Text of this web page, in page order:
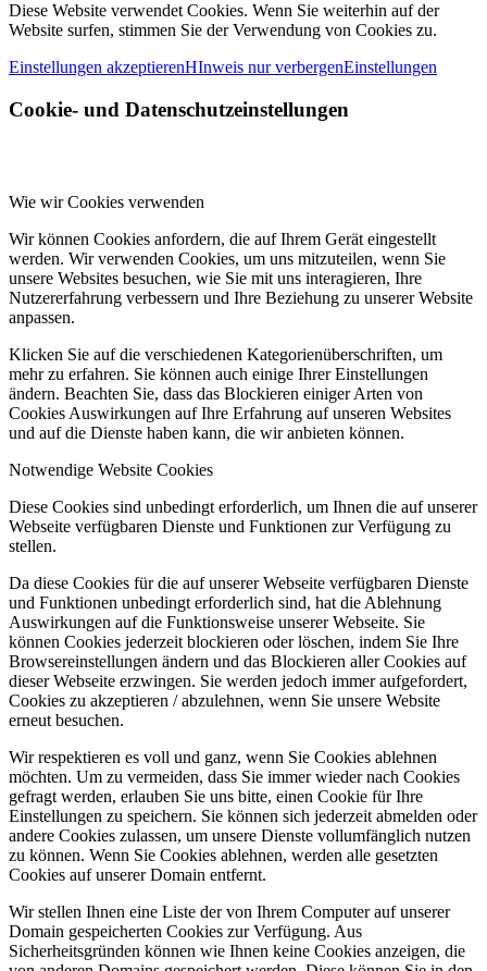
Diese Website verwendet Cookies. Wenn Sie weiterhin auf der
Website surfen, stimmen Sie der Verwendung von Cookies zu.
Einstellungen akzeptierenHInweis nur verbergenEinstellungen
Cookie- und Datenschutzeinstellungen
Wie wir Cookies verwenden
Wir können Cookies anfordern, die auf Ihrem Gerät eingestellt
werden. Wir verwenden Cookies, um uns mitzuteilen, wenn Sie
unsere Websites besuchen, wie Sie mit uns interagieren, Ihre
Nutzererfahrung verbessern und Ihre Beziehung zu unserer Website
anpassen.
Klicken Sie auf die verschiedenen Kategorienüberschriften, um
mehr zu erfahren. Sie können auch einige Ihrer Einstellungen
ändern. Beachten Sie, dass das Blockieren einiger Arten von
Cookies Auswirkungen auf Ihre Erfahrung auf unseren Websites
und auf die Dienste haben kann, die wir anbieten können.
Notwendige Website Cookies
Diese Cookies sind unbedingt erforderlich, um Ihnen die auf unserer
Webseite verfügbaren Dienste und Funktionen zur Verfügung zu
stellen.
Da diese Cookies für die auf unserer Webseite verfügbaren Dienste
und Funktionen unbedingt erforderlich sind, hat die Ablehnung
Auswirkungen auf die Funktionsweise unserer Webseite. Sie
können Cookies jederzeit blockieren oder löschen, indem Sie Ihre
Browsereinstellungen ändern und das Blockieren aller Cookies auf
dieser Webseite erzwingen. Sie werden jedoch immer aufgefordert,
Cookies zu akzeptieren / abzulehnen, wenn Sie unsere Website
erneut besuchen.
Wir respektieren es voll und ganz, wenn Sie Cookies ablehnen
möchten. Um zu vermeiden, dass Sie immer wieder nach Cookies
gefragt werden, erlauben Sie uns bitte, einen Cookie für Ihre
Einstellungen zu speichern. Sie können sich jederzeit abmelden oder
andere Cookies zulassen, um unsere Dienste vollumfänglich nutzen
zu können. Wenn Sie Cookies ablehnen, werden alle gesetzten
Cookies auf unserer Domain entfernt.
Wir stellen Ihnen eine Liste der von Ihrem Computer auf unserer
Domain gespeicherten Cookies zur Verfügung. Aus
Sicherheitsgründen können wie Ihnen keine Cookies anzeigen, die